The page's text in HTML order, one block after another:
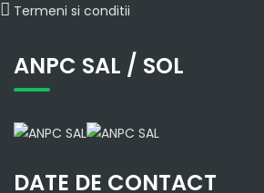
Termeni si conditii
ANPC SAL / SOL
DATE DE CONTACT